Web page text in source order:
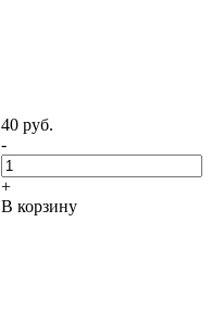
40 руб.
-
+
В корзину